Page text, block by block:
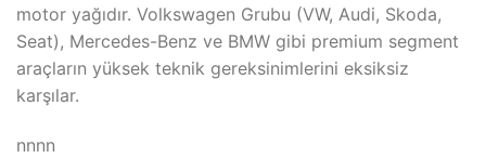
motor yağıdır. Volkswagen Grubu (VW, Audi, Skoda,
Seat), Mercedes-Benz ve BMW gibi premium segment
araçların yüksek teknik gereksinimlerini eksiksiz
karşılar.
nnnn